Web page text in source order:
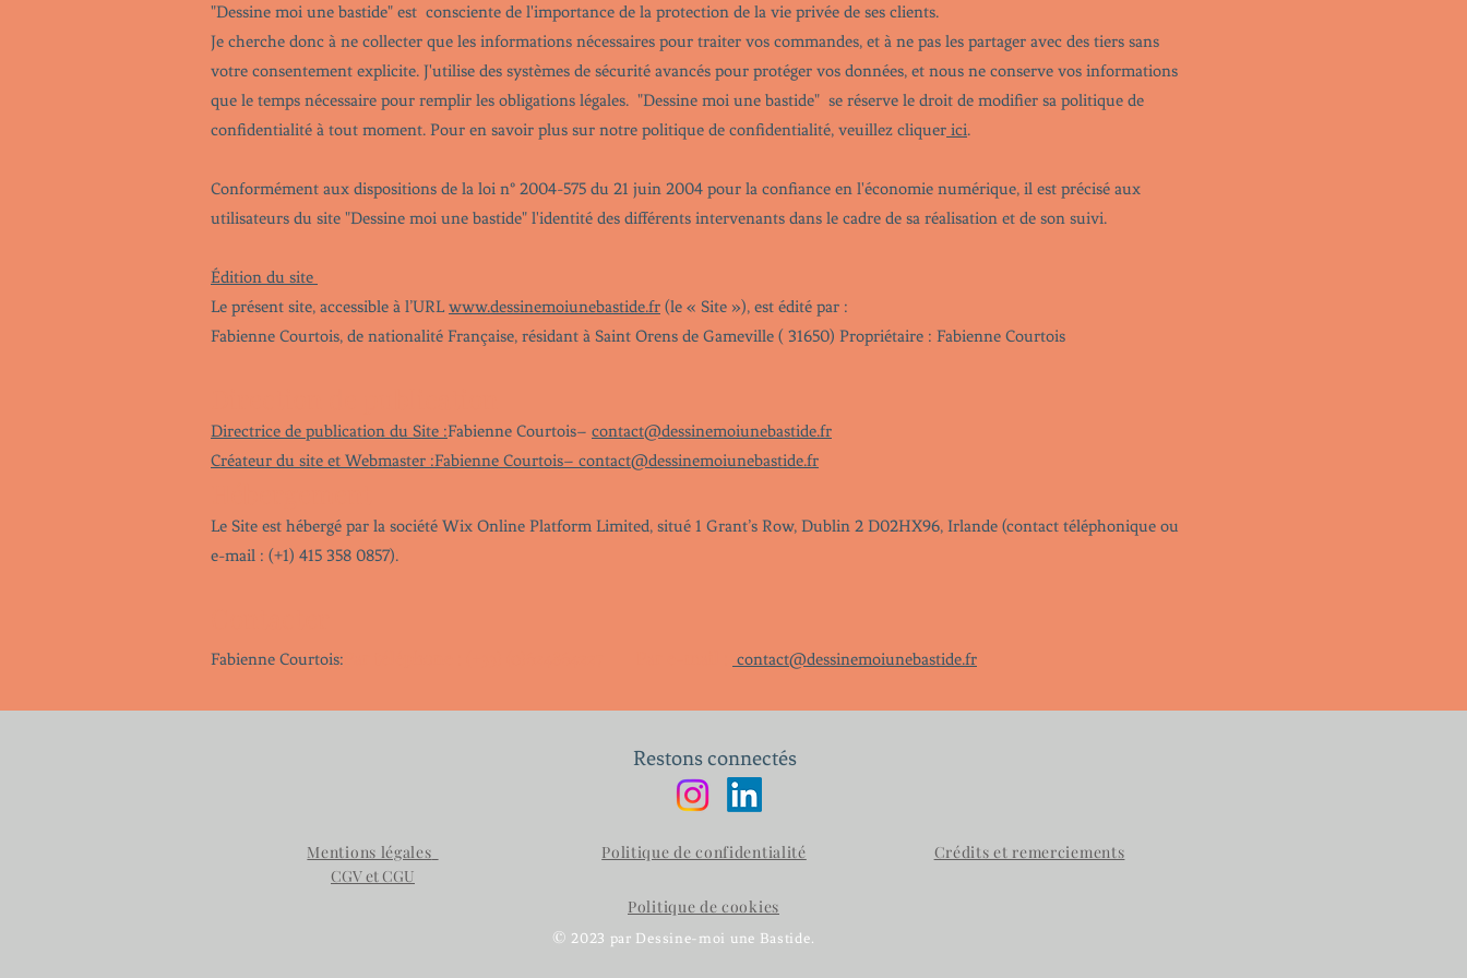
"Dessine moi une bastide" est consciente de l'importance de la protection de la vie privée de ses clients.
Je cherche donc à ne collecter que les informations nécessaires pour traiter vos commandes, et à ne pas les partager avec des tiers sans
votre consentement explicite. J'utilise des systèmes de sécurité avancés pour protéger vos données, et nous ne conserve vos informations
que le temps nécessaire pour remplir les obligations légales. "Dessine moi une bastide" se réserve le droit de modifier sa politique de
confidentialité à tout moment. Pour en savoir plus sur notre politique de confidentialité, veuillez cliquer ici.
Conformément aux dispositions de la loi n° 2004-575 du 21 juin 2004 pour la confiance en l'économie numérique, il est précisé aux
utilisateurs du site "Dessine moi une bastide" l'identité des différents intervenants dans le cadre de sa réalisation et de son suivi.
Édition du site
Le présent site, accessible à l’URL www.dessinemoiunebastide.fr (le « Site »), est édité par :
Fabienne Courtois, de nationalité Française, résidant à Saint Orens de Gameville ( 31650)​ Propriétaire : Fabienne Courtois
Directrice de publication du Site :Fabienne Courtois– contact@dessinemoiunebastide.fr
Créateur du site et Webmaster :Fabienne Courtois– contact@dessinemoiunebastide.fr
Le Site est hébergé par la société Wix Online Platform Limited, situé 1 Grant’s Row, Dublin 2 D02HX96, Irlande (contact téléphonique ou
e-mail : (+1) 415 358 0857).
Fabienne Courtois: contact@dessinemoiunebastide.fr
Restons connectés
Mentions légales
CGV et CGU
Politique de confidentialité Crédits et remerciements
Politique de cookies
© 2023 par Dessine-moi une Bastide.